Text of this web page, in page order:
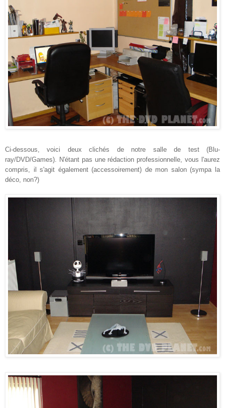
Ci-dessous, voici deux clichés de notre salle de test (Blu-
ray/DVD/Games). N'étant pas une rédaction professionnelle, vous l'aurez
compris, il s'agit également (accessoirement) de mon salon (sympa la
déco, non?)